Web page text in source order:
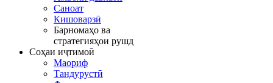
Саноат
Кишоварзӣ
Барномаҳо ва
стратегияҳои рушд
Соҳаи иҷтимоӣ
Маориф
Тандурустӣ